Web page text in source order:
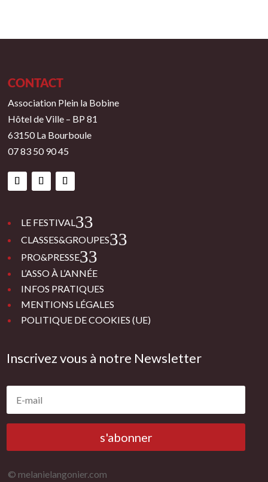
CONTACT
Association Plein la Bobine
Hôtel de Ville – BP 81
63150 La Bourboule
07 83 50 90 45
LE FESTIVAL 3
CLASSES&GROUPES 3
PRO&PRESSE 3
L’ASSO À L’ANNÉE
INFOS PRATIQUES
MENTIONS LÉGALES
POLITIQUE DE COOKIES (UE)
Inscrivez vous à notre Newsletter
s'abonner
© melanielangonier.com